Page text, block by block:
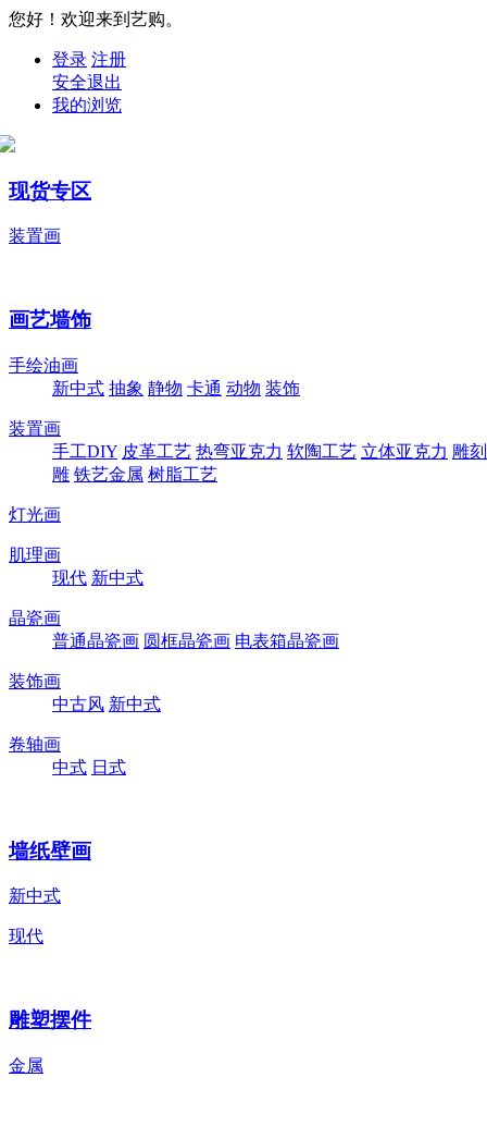
您好！欢迎来到艺购。
登录 注册
安全退出
我的浏览
现货专区
装置画
画艺墙饰
手绘油画
新中式 抽象 静物 卡通 动物 装饰
装置画
手工DIY 皮革工艺 热弯亚克力 软陶工艺 立体亚克力 雕
雕 铁艺金属 树脂工艺
灯光画
肌理画
现代 新中式
晶瓷画
普通晶瓷画 圆框晶瓷画 电表箱晶瓷画
装饰画
中古风 新中式
卷轴画
中式 日式
墙纸壁画
新中式
现代
雕塑摆件
金属